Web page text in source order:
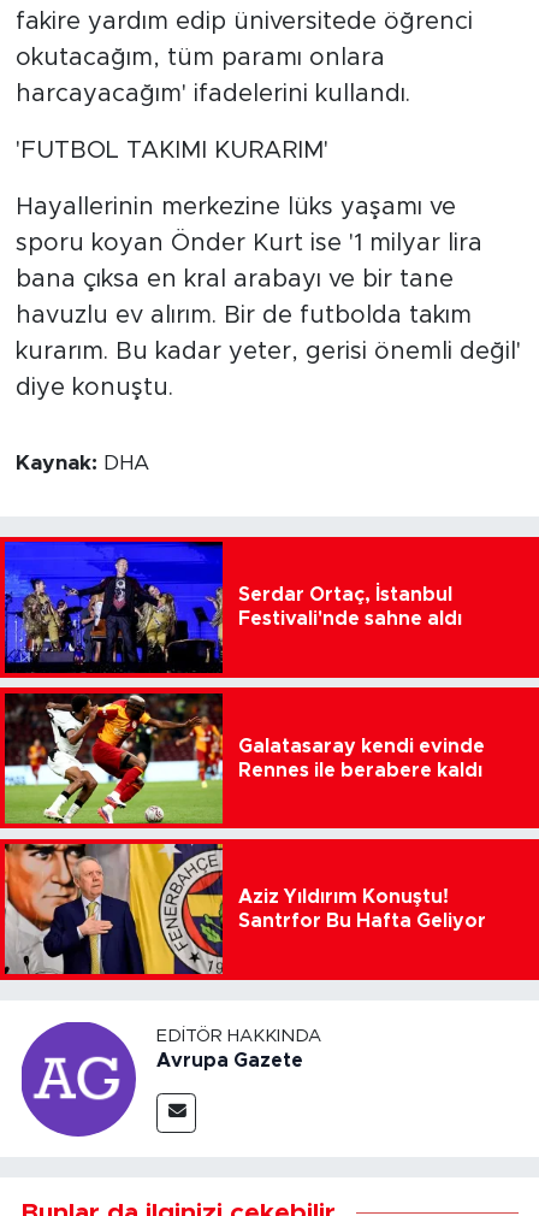
fakire yardım edip üniversitede öğrenci
okutacağım, tüm paramı onlara
harcayacağım' ifadelerini kullandı.
'FUTBOL TAKIMI KURARIM'
Hayallerinin merkezine lüks yaşamı ve
sporu koyan Önder Kurt ise '1 milyar lira
bana çıksa en kral arabayı ve bir tane
havuzlu ev alırım. Bir de futbolda takım
kurarım. Bu kadar yeter, gerisi önemli değil'
diye konuştu.
Kaynak: DHA
Serdar Ortaç, İstanbul
Festivali'nde sahne aldı
Galatasaray kendi evinde
Rennes ile berabere kaldı
Aziz Yıldırım Konuştu!
Santrfor Bu Hafta Geliyor
EDITÖR HAKKINDA
Avrupa Gazete